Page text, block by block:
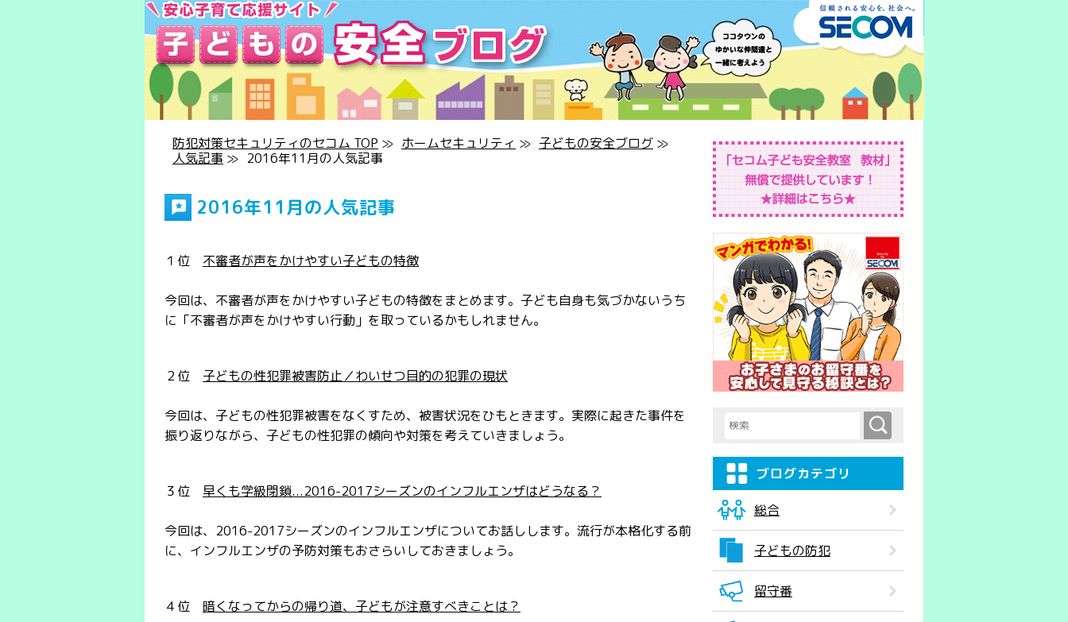
防犯対策セキュリティのセコム TOP ≫ ホームセキュリティ ≫ 子どもの安全ブログ ≫
人気記事 ≫ 2016年11月の人気記事
2016年11月の人気記事
１位 不審者が声をかけやすい子どもの特徴
今回は、不審者が声をかけやすい子どもの特徴をまとめます。子ども自身も気づかないうち
に「不審者が声をかけやすい行動」を取っているかもしれません。
２位 子どもの性犯罪被害防止／わいせつ目的の犯罪の現状
今回は、子どもの性犯罪被害をなくすため、被害状況をひもときます。実際に起きた事件を
振り返りながら、子どもの性犯罪の傾向や対策を考えていきましょう。
３位 早くも学級閉鎖...2016-2017シーズンのインフルエンザはどうなる？
今回は、2016-2017シーズンのインフルエンザについてお話しします。流行が本格化する前
に、インフルエンザの予防対策もおさらいしておきましょう。
４位 暗くなってからの帰り道、子どもが注意すべきことは？
検索キーワード入力 検索
ブログカテゴリ
総合
子どもの防犯
留守番